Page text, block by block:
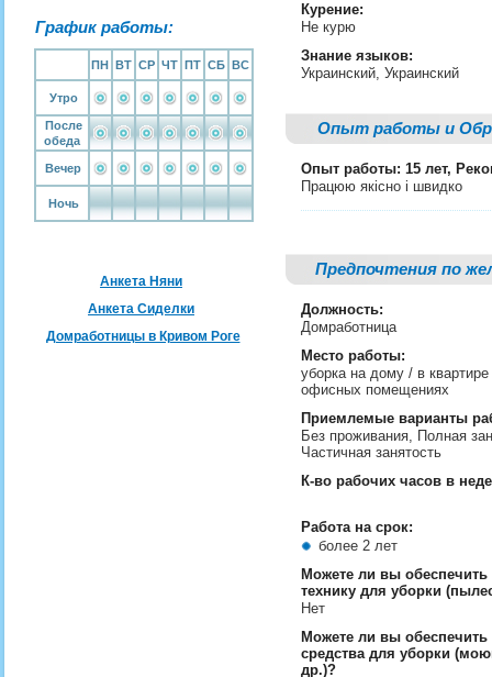
График работы:
ПН ВТ СР ЧТ ПТ СБ ВС
Утро
После
обеда
Вечер
Ночь
Анкета Няни
Анкета Сиделки
Домработницы в Кривом Роге
Курение:
Не курю
Знание языков:
Украинский, Украинский
Опыт работы и
Опыт работы: 15 лет,
Працюю якісно і швидко
Предпочтения по
Должность:
Домработница
Место работы:
уборка на дому / в
офисных помещениях
Приемлемые варианты
Без проживания, Полная
Частичная занятость
К-во рабочих часов в
Работа на срок:
более 2 лет
Можете ли вы обеспечить
технику для уборки
Нет
Можете ли вы обеспечить
средства для уборки
др.)?